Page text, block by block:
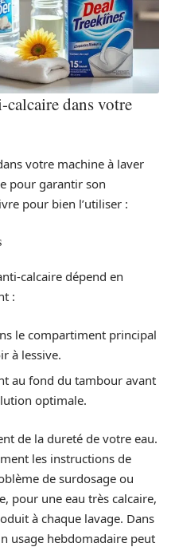
dans votre
votre machine à laver
pour garantir son
pour bien l’utiliser :
calcaire dépend en
:
le compartiment principal
à lessive.
au fond du tambour avant
optimale.
de la dureté de votre eau.
les instructions de
de surdosage ou
pour une eau très calcaire,
à chaque lavage. Dans
usage hebdomadaire peut